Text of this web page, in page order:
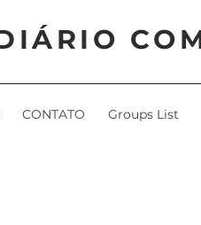
CONTATO Groups List